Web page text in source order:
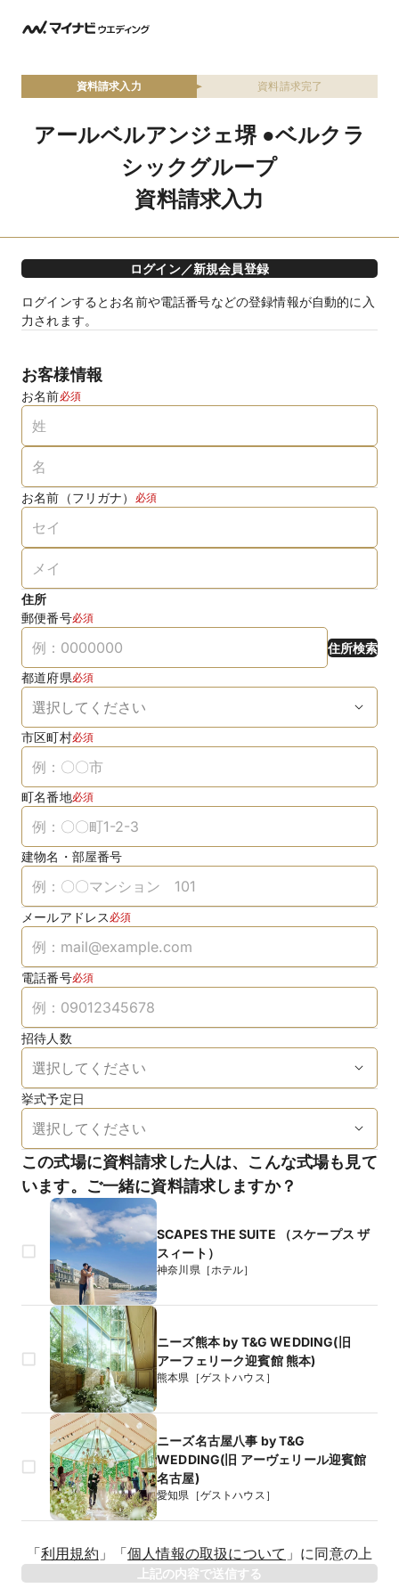
資料請求入力 資料請求完了
アールベルアンジェ堺 ●ベルクラ
シックグループ
資料請求入力
ログイン／新規会員登録
ログインするとお名前や電話番号などの登録情報が自動的に入
力されます。
お客様情報
お名前必須
お名前（フリガナ） 必須
住所
郵便番号必須
住所検索
都道府県必須
市区町村必須
町名番地必須
建物名・部屋番号
メールアドレス 必須
電話番号必須
招待人数
挙式予定日
この式場に資料請求した人は、こんな式場も見て
います。ご一緒に資料請求しますか？
SCAPES THE SUITE （スケープス ザ
スィート）
神奈川県［ホテル］
ニーズ熊本 by T&G WEDDING(旧
アーフェリーク迎賓館 熊本)
熊本県［ゲストハウス］
ニーズ名古屋八事 by T&G
WEDDING(旧 アーヴェリール迎賓館
名古屋)
愛知県［ゲストハウス］
年
「利用規約 」 「個人情報の取扱について 」 に同意の上
上記の内容で送信する